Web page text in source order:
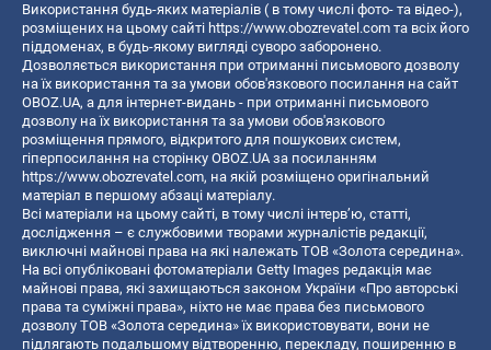
Використання будь-яких матеріалів ( в тому числі фото- та відео-),
розміщених на цьому сайті https://www.obozrevatel.com та всіх його
піддоменах, в будь-якому вигляді суворо заборонено.
Дозволяється використання при отриманні письмового дозволу
на їх використання та за умови обов'язкового посилання на сайт
OBOZ.UA, а для інтернет-видань - при отриманні письмового
дозволу на їх використання та за умови обов'язкового
розміщення прямого, відкритого для пошукових систем,
гіперпосилання на сторінку OBOZ.UA за посиланням
https://www.obozrevatel.com, на якій розміщено оригінальний
матеріал в першому абзаці матеріалу.
Всі матеріали на цьому сайті, в тому числі інтерв’ю, статті,
дослідження – є службовими творами журналістів редакції,
виключні майнові права на які належать ТОВ «Золота середина».
На всі опубліковані фотоматеріали Getty Images редакція має
майнові права, які захищаються законом України «Про авторські
права та суміжні права», ніхто не має права без письмового
дозволу ТОВ «Золота середина» їх використовувати, вони не
підлягають подальшому відтворенню, перекладу, поширенню в